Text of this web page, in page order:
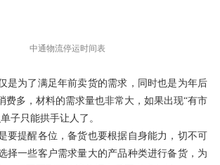
中通物流停运时间表
是为了满足年前卖货的需求，同时也是为年后
费多，材料的需求量也非常大，如果出现“有市
子只能拱手让人了。
要提醒各位，备货也要根据自身能力，切不可
择一些客户需求量大的产品种类进行备货，为